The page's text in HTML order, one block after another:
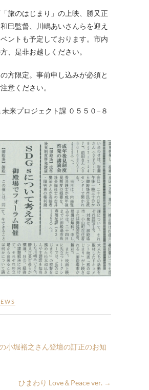
旅のはじまり」の上映、勝又正
巳監督、川嶋あいさんらを迎え
ントも予定しております。市内
、是非お越しください。
方限定。事前申し込みが必須と
意ください。
来プロジェクト課 ０５５０−８
小堀裕之さん登壇の訂正のお知
ひまわり Love＆Peace ver. →